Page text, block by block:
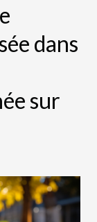
dans
sur